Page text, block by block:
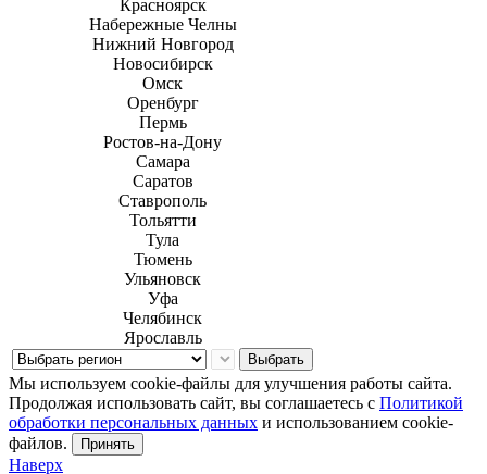
Красноярск
Набережные Челны
Нижний Новгород
Новосибирск
Омск
Оренбург
Пермь
Ростов-на-Дону
Самара
Саратов
Ставрополь
Тольятти
Тула
Тюмень
Ульяновск
Уфа
Челябинск
Ярославль
Выбрать
Мы используем cookie-файлы для улучшения работы сайта.
Продолжая использовать сайт, вы соглашаетесь с Политикой
обработки персональных данных и использованием cookie-
файлов.
Принять
Наверх